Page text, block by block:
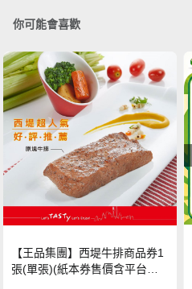
你可能會喜歡
【王品集團】西堤牛排商品券1
張(單張)(紙本券售價含平台物